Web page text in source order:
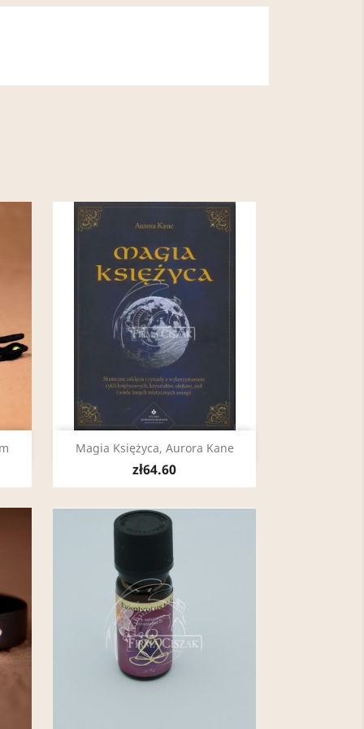
Magia Księżyca, Aurora Kane
zł64.60
Quick view